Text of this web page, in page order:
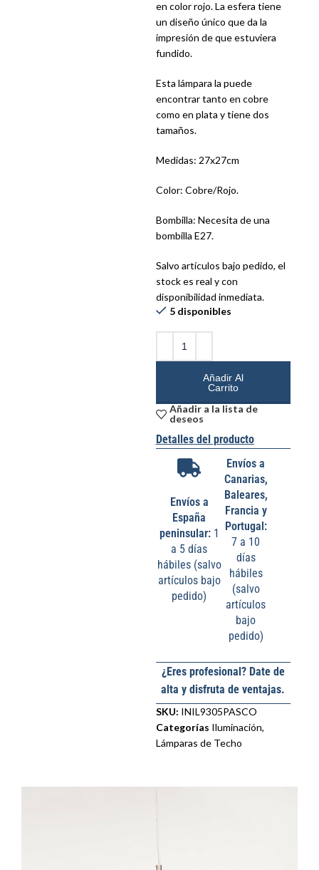
en color rojo. La esfera tiene
un diseño único que da la
impresión de que estuviera
fundido.
Esta lámpara la puede
encontrar tanto en cobre
como en plata y tiene dos
tamaños.
Medidas: 27x27cm
Color: Cobre/Rojo.
Bombilla: Necesita de una
bombilla E27.
Salvo artículos bajo pedido, el
stock es real y con
disponibilidad inmediata.
5 disponibles
Añadir Al
Carrito
Añadir a la lista de
deseos
Detalles del producto
Envíos a
España
peninsular:1
a 5 días
hábiles (salvo
artículos bajo
pedido)
Envíos a
Canarias,
Baleares,
Francia y
Portugal:
7 a 10
días
hábiles
(salvo
artículos
bajo
pedido)
¿Eres profesional? Date de
alta y disfruta de ventajas.
SKU: INIL9305PASCO
Categorías Iluminación,
Lámparas de Techo